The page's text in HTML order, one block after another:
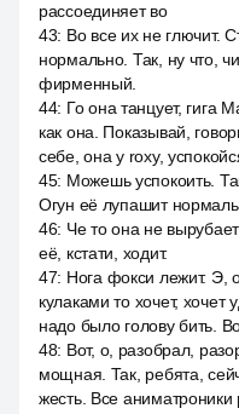
рассоединяет во
43: Во все их не глючит.
нормально. Так, ну что,
фирменный.
44: Го она танцует, гига
как она. Показывай,
себе, она у roxy,
45: Можешь успокоить.
Огун её лупашит
46: Че то она не
её, кстати, ходит.
47: Нога фокси лежит. Э,
кулаками то хочет, хочет
надо было голову бить.
48: Вот, о, разобрал,
мощная. Так, ребята,
жесть. Все